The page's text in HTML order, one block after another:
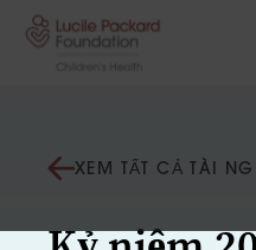
Bỏ qua nội dung
XEM TẤT CẢ TÀI